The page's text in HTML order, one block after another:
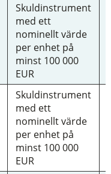
Skuldinstrument
med ett
nominellt värde
per enhet på
minst 100 000
EUR
Skuldinstrument
med ett
nominellt värde
per enhet på
minst 100 000
EUR